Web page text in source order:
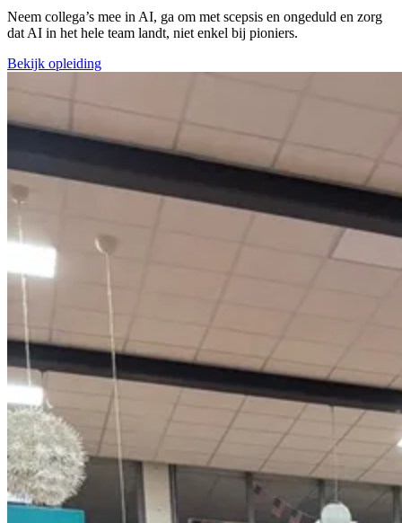
Neem collega’s mee in AI, ga om met scepsis en ongeduld en zorg
dat AI in het hele team landt, niet enkel bij pioniers.
Bekijk opleiding